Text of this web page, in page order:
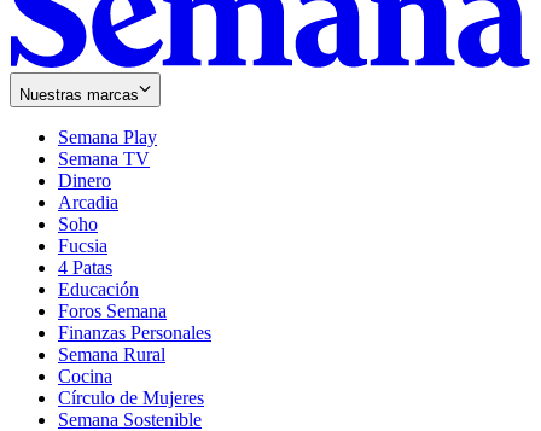
Nuestras marcas
Semana Play
Semana TV
Dinero
Arcadia
Soho
in
new
window
Fucsia
in
new
window
4 Patas
Educación
Foros Semana
Finanzas Personales
Semana Rural
Cocina
Círculo de Mujeres
Semana Sostenible